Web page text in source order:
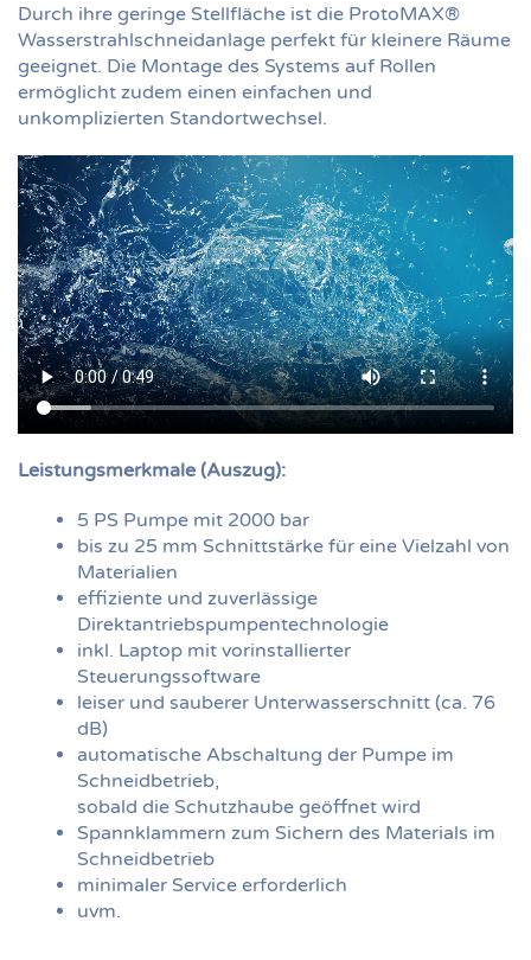
Durch ihre geringe Stellfläche ist die ProtoMAX®
Wasserstrahlschneidanlage perfekt für kleinere Räume
geeignet. Die Montage des Systems auf Rollen
ermöglicht zudem einen einfachen und
unkomplizierten Standortwechsel.
Leistungsmerkmale (Auszug):
5 PS Pumpe mit 2000 bar
bis zu 25 mm Schnittstärke für eine Vielzahl von
Materialien
effiziente und zuverlässige
Direktantriebspumpentechnologie
inkl. Laptop mit vorinstallierter
Steuerungssoftware
leiser und sauberer Unterwasserschnitt (ca. 76
dB)
automatische Abschaltung der Pumpe im
Schneidbetrieb,
sobald die Schutzhaube geöffnet wird
Spannklammern zum Sichern des Materials im
Schneidbetrieb
minimaler Service erforderlich
uvm.